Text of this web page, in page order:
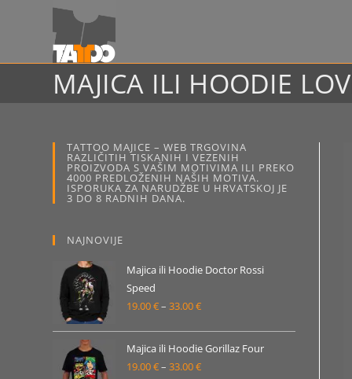
MAJICA ILI HOODIE
TATTOO MAJICE – WEB TRGOVINA
RAZLIČITIH TISKANIH I VEZENIH
PROIZVODA S VAŠIM MOTIVIMA ILI PREKO
4000 PREDLOŽENIH NAŠIH MOTIVA.
ISPORUKA ZA NARUDŽBE U HRVATSKOJ JE
3 DO 8 RADNIH DANA.
NAJNOVIJE
Majica ili Hoodie Doctor Rossi
Speed
19.00€– 33.00€Raspon
od
19.00 €
Majica ili Hoodie Gorillaz Four
19.00€– 33.00€Raspon